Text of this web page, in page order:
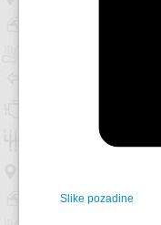
Slike pozadine